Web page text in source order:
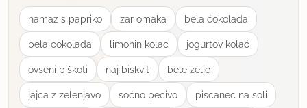
član od 2007 725 sporočil
24.8.2015 ob 11:21
Mmmmm, izgled je krasen, verjetno je tudi zelo
dobro...
namaz s papriko zar omaka bela ćokolada
bela cokolada limonin kolac jogurtov kolać
ovseni piškoti naj biskvit bele zelje
jajca z zelenjavo soćno pecivo piscanec na soli